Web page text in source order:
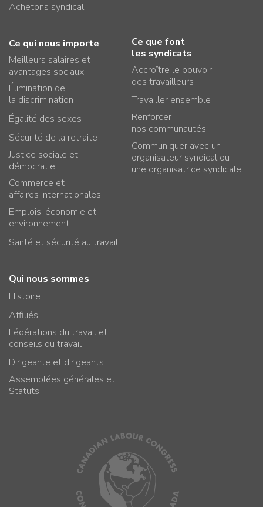
Achetons syndical
Ce qui nous importe
Meilleurs salaires et
avantages sociaux
Élimination de
la discrimination
Égalité des sexes
Sécurité de la retraite
Justice sociale et
démocratie
Commerce et
affaires internationales
Emplois, économie et
environnement
Santé et sécurité au travail
Ce que font
les syndicats
Accroître le pouvoir
des travailleurs
Travailler ensemble
Renforcer
nos communautés
Communiquer avec un
organisateur syndical ou
une organisatrice syndicale
Qui nous sommes
Histoire
Affiliés
Fédérations du travail et
conseils du travail
Dirigeante et dirigeants
Assemblées générales et
Statuts